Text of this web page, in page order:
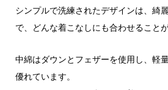
シンプルで洗練されたデザインは、綺
で、どんな着こなしにも合わせることが
中綿はダウンとフェザーを使用し、軽
優れています。